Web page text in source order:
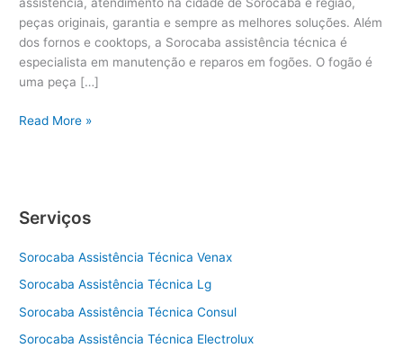
peças originais, garantia e sempre as melhores soluções. Além
dos fornos e cooktops, a Sorocaba assistência técnica é
especialista em manutenção e reparos em fogões. O fogão é
uma peça […]
Assistência
Read More »
Serviços
Sorocaba Assistência Técnica Venax
Sorocaba Assistência Técnica Lg
Sorocaba Assistência Técnica Consul
Sorocaba Assistência Técnica Electrolux